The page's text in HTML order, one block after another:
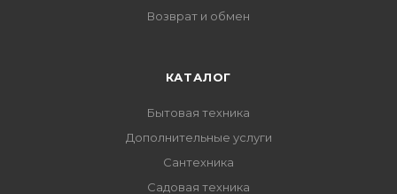
Возврат и обмен
КАТАЛОГ
Бытовая техника
Дополнительные услуги
Сантехника
Садовая техника